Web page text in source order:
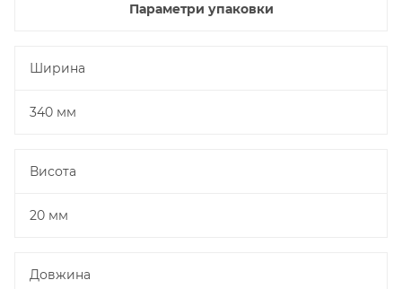
Параметри упаковки
Ширина
340 мм
Висота
20 мм
Довжина